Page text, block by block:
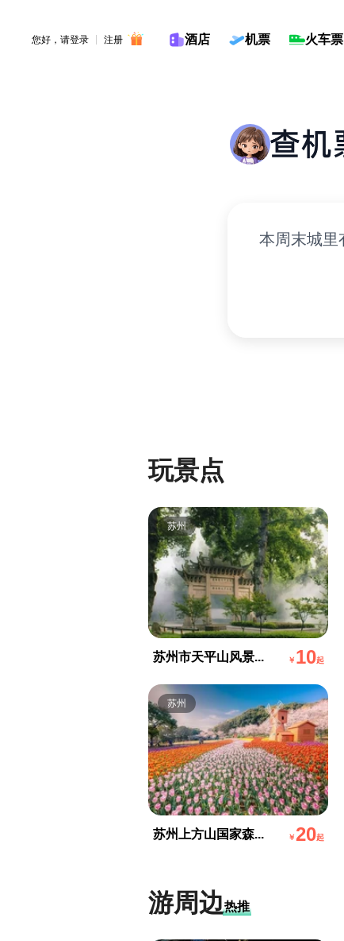
您好，请登录 注册 酒店 机票 火车票
输入旅行计划
玩景点
苏州
苏州市天平山风景... ￥ 10起
苏州
苏州上方山国家森... ￥20起
游周边热推